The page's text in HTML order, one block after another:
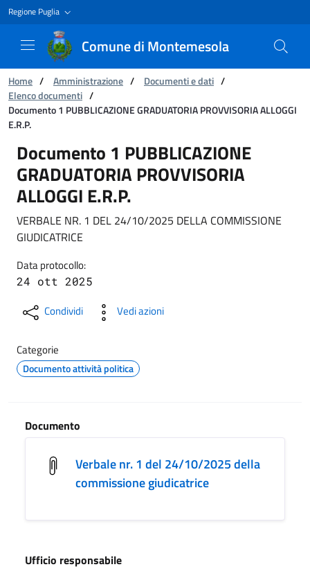
Regione Puglia
Comune di Montemesola
Ti trovi in:
Home / Amministrazione / Documenti e dati /
Elenco documenti /
Documento 1 PUBBLICAZIONE GRADUATORIA PROVVISORIA ALLOGGI
E.R.P.
Documento 1 PUBBLICAZIONE
Documento 1 PUBBLICAZIONE
GRADUATORIA PROVVISORIA
ALLOGGI E.R.P.
VERBALE NR. 1 DEL 24/10/2025 DELLA COMMISSIONE
GIUDICATRICE
Data protocollo:
24 ott 2025
Condividi Vedi azioni
Categorie
Documento attività politica
Documento
Verbale nr. 1 del 24/10/2025 della
commissione giudicatrice
Ufficio responsabile